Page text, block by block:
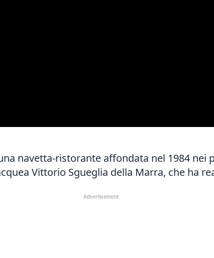
navetta-ristorante affondata nel 1984 nei
Vittorio Sgueglia della Marra, che ha